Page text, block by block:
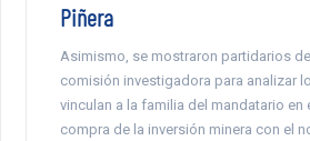
Piñera
Asimismo, se mostraron partidarios
comisión investigadora para analizar
vinculan a la familia del mandatario en
compra de la inversión minera con el